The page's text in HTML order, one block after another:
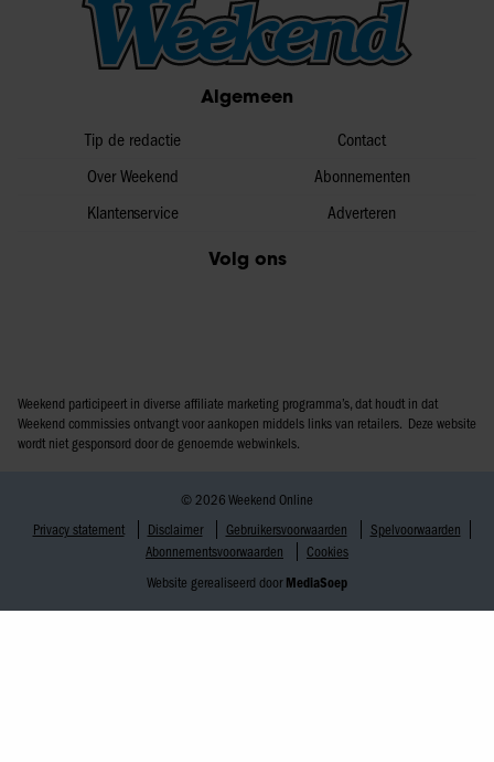
Algemeen
Tip de redactie
Over Weekend
Klantenservice
Contact
Abonnementen
Adverteren
Volg ons
Weekend participeert in diverse affiliate marketing programma’s, dat houdt in dat
Weekend commissies ontvangt voor aankopen middels links van retailers. Deze website
wordt niet gesponsord door de genoemde webwinkels.
© 2026 Weekend Online
Privacy statement
Disclaimer Gebruikersvoorwaarden
Spelvoorwaarden
Abonnementsvoorwaarden
Cookies
Website gerealiseerd door MediaSoep